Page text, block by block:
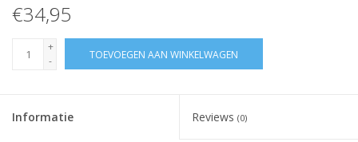
€34,95
+
-
TOEVOEGEN AAN WINKELWAGEN
Informatie Reviews (0)